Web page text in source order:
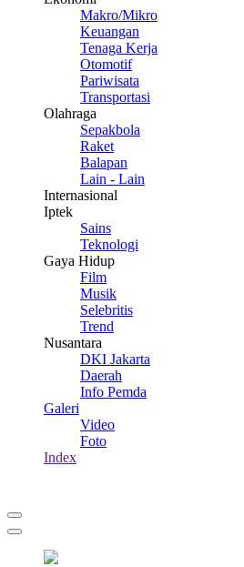
Makro/Mikro
Keuangan
Tenaga Kerja
Otomotif
Pariwisata
Transportasi
Olahraga
Sepakbola
Raket
Balapan
Lain - Lain
Internasional
Iptek
Sains
Teknologi
Gaya Hidup
Film
Musik
Selebritis
Trend
Nusantara
DKI Jakarta
Daerah
Info Pemda
Galeri
Video
Foto
Index